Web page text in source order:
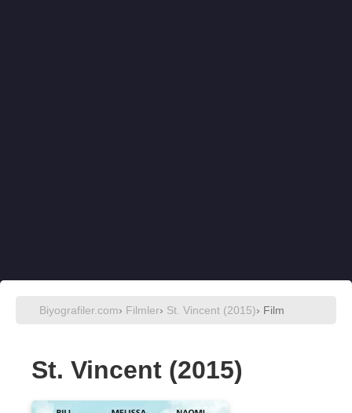
Biyografiler.com› Filmler› St. Vincent (2015)› Film
St. Vincent (2015)